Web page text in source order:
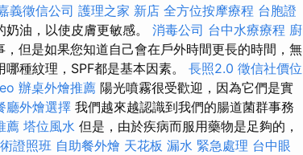
義徵信公司 護理之家 新店 全方位按摩療程 台胞證
油，以使皮膚更敏感。 消毒公司 台中水療療程 廚
但是如果您知道自己會在戶外時間更長的時間，無
種紋理，SPF都是基本因素。 長照2.0 徵信社價位
辦桌外燴推薦 陽光噴霧很受歡迎，因為它們是實
廳外燴選擇 我們越來越認識到我們的腸道菌群事務
薦 塔位風水 但是，由於疾病而服用藥物是足夠的，
證照班 自助餐外燴 天花板 漏水 緊急處理 台中眼